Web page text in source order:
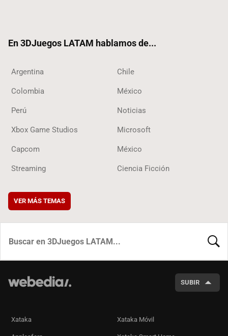
En 3DJuegos LATAM hablamos de...
Argentina Chile
Colombia México
Perú Noticias
Xbox Game Studios Microsoft
Capcom México
Streaming Ciencia Ficción
VER MÁS TEMAS
SUBIR
Xataka Xataka Móvil